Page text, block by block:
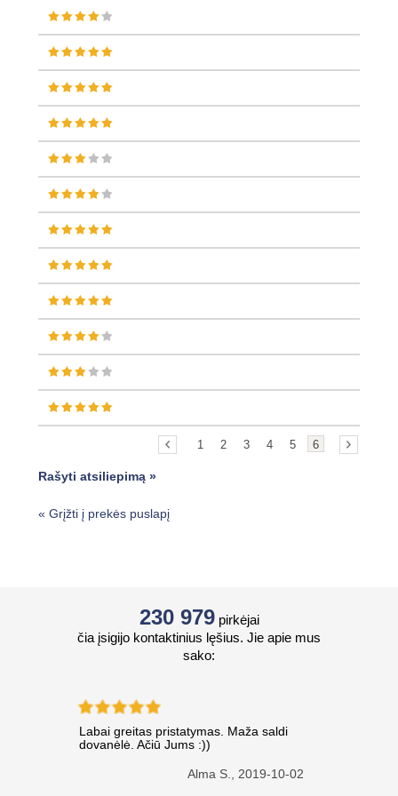
1 2 3 4 5 6
Rašyti atsiliepimą »
« Grįžti į prekės puslapį
230 979pirkėjai
čia įsigijo kontaktinius lęšius. Jie apie mus
sako:
Labai greitas pristatymas. Maža saldi
dovanėlė. Ačiū Jums :))
Alma S., 2019-10-02